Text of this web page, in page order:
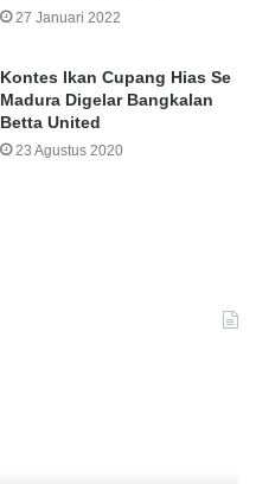
27 Januari 2022
Kontes Ikan Cupang Hias Se
Madura Digelar Bangkalan
Betta United
23 Agustus 2020